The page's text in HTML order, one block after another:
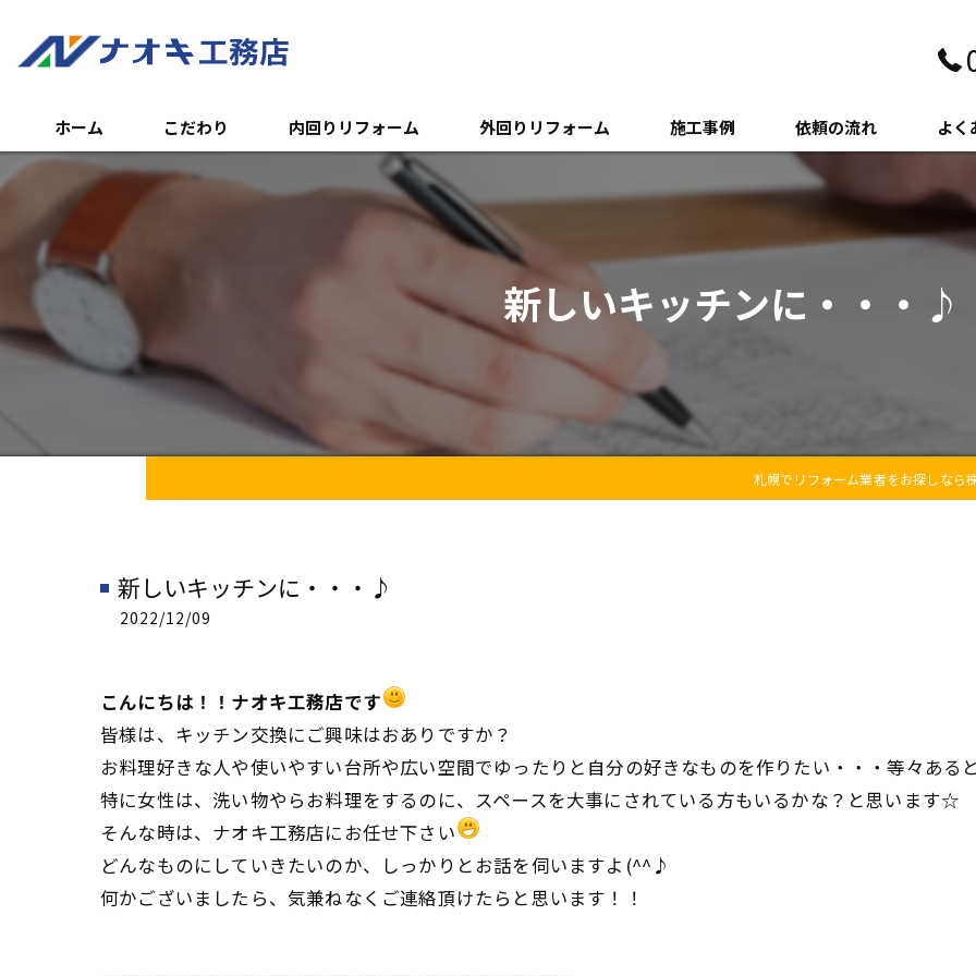
ホーム こだわり 内回りリフォーム
トイレのリフォーム
キッチンのリフォーム
外回りリフォーム
外壁・サイディング
エクステリア
土木・増築
施工事例 依頼の流れ よく
新しいキッチンに・・・♪
札幌でリフォーム業者をお探しなら
新しいキッチンに・・・♪
2022/12/09
こんにちは！！ナオキ工務店です
皆様は、キッチン交換にご興味はおありですか？
お料理好きな人や使いやすい台所や広い空間でゆったりと自分の好きなものを作りたい・・・等々ある
特に女性は、洗い物やらお料理をするのに、スペースを大事にされている方もいるかな？と思います☆
そんな時は、ナオキ工務店にお任せ下さい
どんなものにしていきたいのか、しっかりとお話を伺いますよ(^^♪
何かございましたら、気兼ねなくご連絡頂けたらと思います！！